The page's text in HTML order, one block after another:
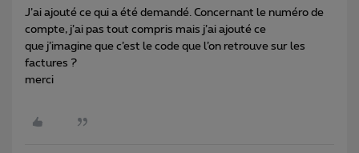
J’ai ajouté ce qui a été demandé. Concernant le numéro de
compte, j’ai pas tout compris mais j’ai ajouté ce
que j’imagine que c’est le code que l’on retrouve sur les
factures ?
merci